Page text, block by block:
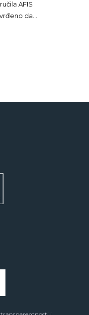
AFIS
da…